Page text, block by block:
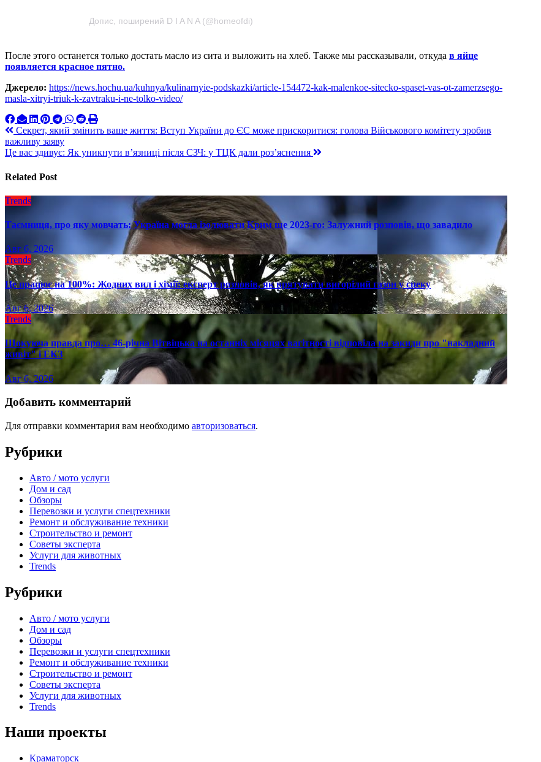
Допис, поширений D I A N A (@homeofdi)
После этого останется только достать масло из сита и выложить на хлеб. Также мы рассказывали, откуда в яйце
появляется красное пятно.
Джерело: https://news.hochu.ua/kuhnya/kulinarnyie-podskazki/article-154472-kak-malenkoe-sitecko-spaset-vas-ot-zamerzsego-
masla-xitryi-triuk-k-zavtraku-i-ne-tolko-video/
Навигация
по
Секрет, який змінить ваше життя: Вступ України до ЄС може прискоритися: голова Військового комітету зробив
важливу заяву
Це вас здивує: Як уникнути в’язниці після СЗЧ: у ТЦК дали роз’яснення
Related Post
Trends
Таємниця, про яку мовчать: Україна могла ізолювати Крим ще 2023-го: Залужний розповів, що завадило
Авг 6, 2026
Trends
Це працює на 100%: Жодних вил і хімії: експерт розповів, як врятувати вигорілий газон у спеку
Авг 6, 2026
Trends
Шокуюча правда про… 46-річна Вітвіцька на останніх місяцях вагітності відповіла на закиди про "накладний
живіт" і ЕКЗ
Авг 6, 2026
Добавить комментарий
Для отправки комментария вам необходимо авторизоваться.
Рубрики
Авто / мото услуги
Дом и сад
Обзоры
Перевозки и услуги спецтехники
Ремонт и обслуживание техники
Строительство и ремонт
Советы эксперта
Услуги для животных
Trends
Рубрики
Авто / мото услуги
Дом и сад
Обзоры
Перевозки и услуги спецтехники
Ремонт и обслуживание техники
Строительство и ремонт
Советы эксперта
Услуги для животных
Trends
Наши проекты
Краматорск